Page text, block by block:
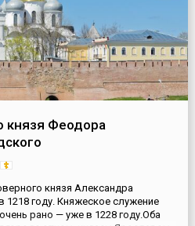
князя Феодора
князя Александра
году. Княжеское служение
рано — уже в 1228 году.Оба